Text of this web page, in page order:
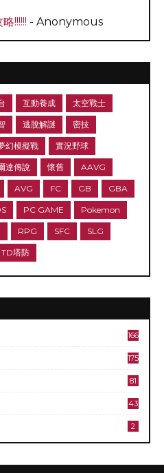
!!!!!! - Anonymous
互動養成 太空戰士
逃脫解謎 密技
幻模擬戰 實況野球
達傳說 懷舊 AAVG
AVG FC GB GBA
PC GAME Pokemon
RPG SFC SLG
TD塔防
166
175
81
43
2